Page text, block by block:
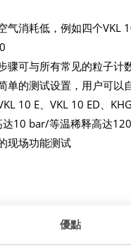
气消耗低，例如四个VKL
骤可与所有常见的粒子计
单的测试设置，用户可以
10 E、VKL 10 ED、
达10 bar/等温稀释高达
现场功能测试
優點